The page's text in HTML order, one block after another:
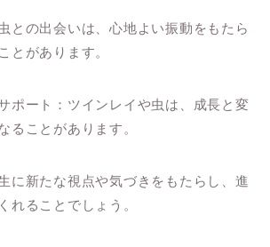
との出会いは、心地よい振動をもたら
とがあります。
ポート：ツインレイや虫は、成長と変
ることがあります。
に新たな視点や気づきをもたらし、進
れることでしょう。